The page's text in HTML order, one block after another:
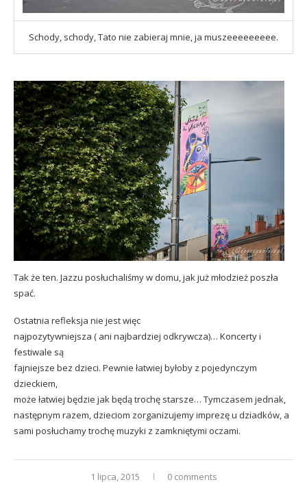
Schody, schody, Tato nie zabieraj mnie, ja muszeeeeeeeee.
Tak że ten. Jazzu posłuchaliśmy w domu, jak już młodzież poszła
spać.
Ostatnia refleksja nie jest więc
najpozytywniejsza ( ani najbardziej odkrywcza)… Koncerty i
festiwale są
fajniejsze bez dzieci. Pewnie łatwiej byłoby z pojedynczym
dzieckiem,
może łatwiej będzie jak będą trochę starsze… Tymczasem jednak,
następnym razem, dzieciom zorganizujemy imprezę u dziadków, a
sami posłuchamy trochę muzyki z zamkniętymi oczami.
1 lipca, 2015 0 comments